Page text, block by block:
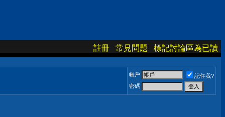
註冊 常見問題 標記討論區為已讀
帳戶
記住我?
密碼